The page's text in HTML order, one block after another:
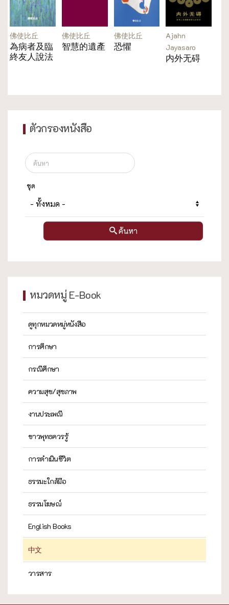
佛使比丘
為病者及臨
終友人說法
佛使比丘
智慧的遺產
佛使比丘
恐懼
Ajahn
Jayasaro
内外无碍
ตัวกรองหนังสือ
ชุด
ค้นหา
หมวดหมู่ E-Book
ดูทุกหมวดหมู่หนังสือ
การศึกษา
กรณีศึกษา
ความสุข/สุขภาพ
งานประเพณี
ชาวพุทธควรรู้
การดำเนินชีวิต
ธรรมะใกล้มือ
ธรรมโฆษณ์
English Books
中文
วารสาร